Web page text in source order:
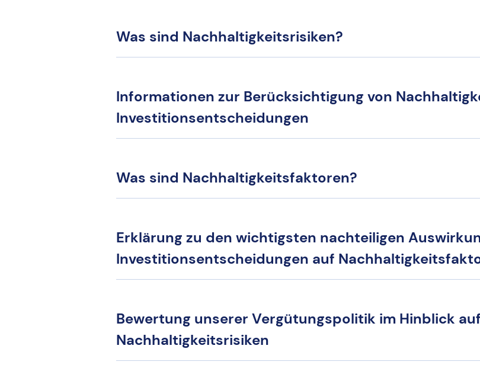
Was sind Nachhaltigkeitsrisiken?
Informationen zur Berücksichtigung von
Investitionsentscheidungen
Was sind Nachhaltigkeitsfaktoren?
Erklärung zu den wichtigsten nachteiligen
Investitionsentscheidungen auf
Bewertung unserer Vergütungspolitik im Hinblick
Nachhaltigkeitsrisiken